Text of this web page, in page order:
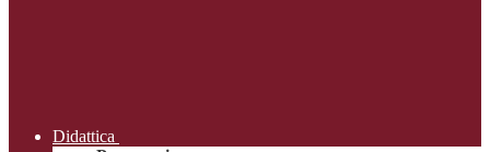
Didattica